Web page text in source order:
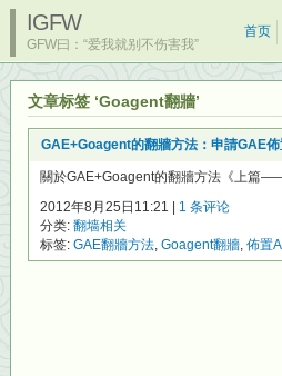
IGFW
GFW曰：“爱我就别不伤害我”
首页
文章标签 ‘Goagent翻牆’
GAE+Goagent的翻牆方法：申請GAE
關於GAE+Goagent的翻牆方法《上篇
2012年8月25日11:21 | 1 条评论
分类: 翻墙相关
标签: GAE翻牆方法, Goagent翻牆, 佈置